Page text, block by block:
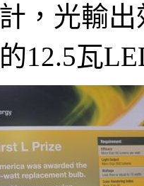
，光輸
12.5瓦